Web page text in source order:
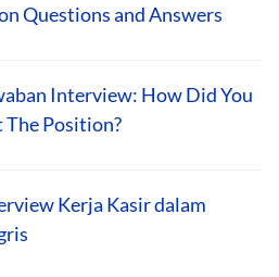
Questions and Answers
Interview: How Did You
The Position?
Kerja Kasir dalam